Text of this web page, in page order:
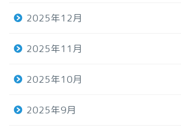
2025年12月
2025年11月
2025年10月
2025年9月